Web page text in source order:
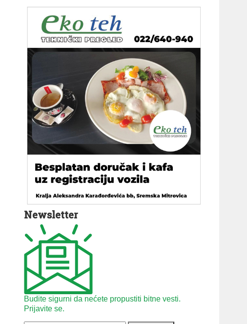
Newsletter
Budite sigurni da nećete propustiti bitne vesti.
Prijavite se.